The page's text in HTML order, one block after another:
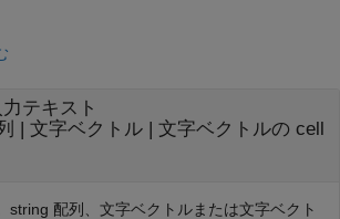
力テキスト
文字ベクトル| 文字ベクトルの cell
string 配列、文字ベクトルまたは文字ベクト